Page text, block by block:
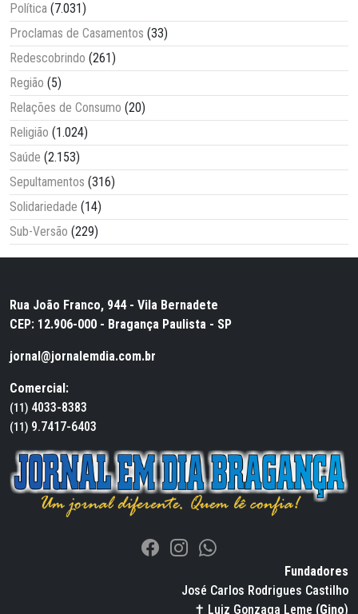
Política (7.031)
Proclamas de Casamentos (33)
Redescobrindo (261)
Região (5)
Relações de Consumo (20)
Religião (1.024)
Saúde (2.153)
Sepultamentos (316)
Solidariedade (14)
Sub-Versão (229)
Rua João Franco, 944 - Vila Bernadete
CEP: 12.906-000 - Bragança Paulista - SP
jornal@jornalemdia.com.br
Comercial:
(11) 4033-8383
(11) 9.7417-6403
Fundadores
José Carlos Rodrigues Castilho
✝ Luiz Gonzaga Leme (Gino)